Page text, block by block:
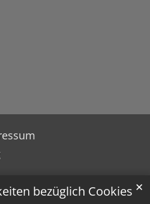
bezüglich Cookies ✕